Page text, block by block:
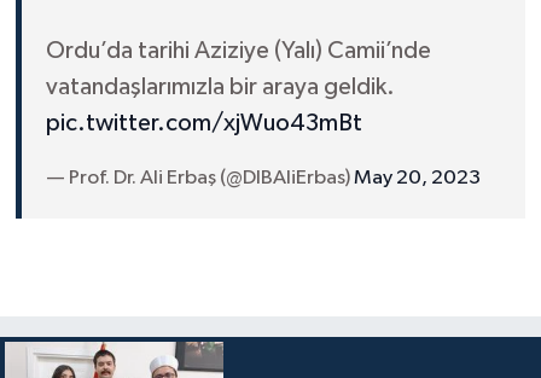
Ordu’da tarihi Aziziye (Yalı) Camii’nde
vatandaşlarımızla bir araya geldik.
pic.twitter.com/xjWuo43mBt
— Prof. Dr. Ali Erbaş (@DIBAliErbas)May 20, 2023
Gaziantep Müftülüğü
Giresun Müftülüğü
Iğdır Müftülüğü